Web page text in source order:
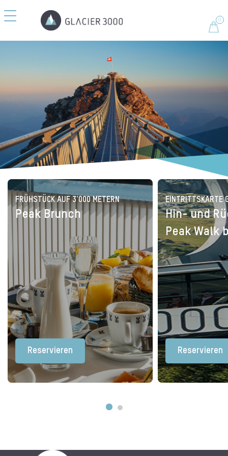
FRÜHSTÜCK AUF 3'000 METERN
Peak Brunch
Reservieren
EINTRITTSKARTE
Hin- und
Peak Walk
Reservieren